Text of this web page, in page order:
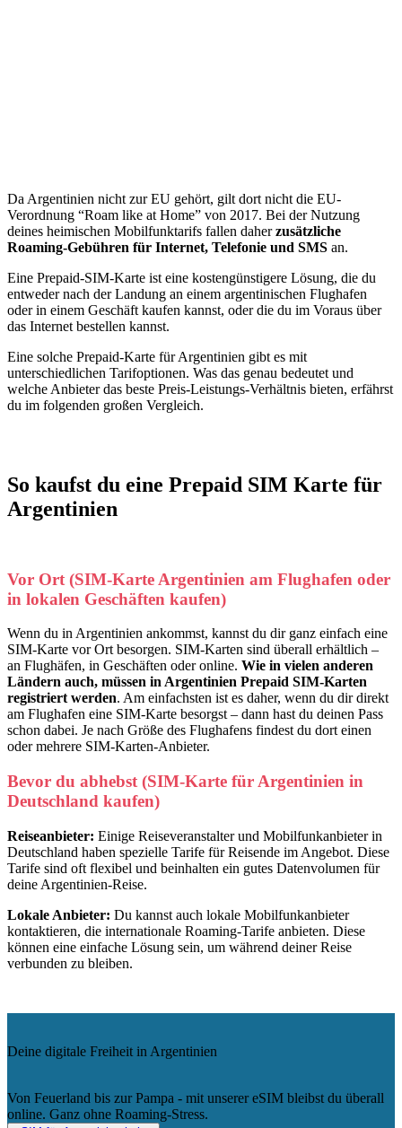
Da Argentinien nicht zur EU gehört, gilt dort nicht die EU-
Verordnung “Roam like at Home” von 2017. Bei der Nutzung
deines heimischen Mobilfunktarifs fallen daherzusätzliche
Roaming-Gebühren für Internet, Telefonie und SMS an.
Eine Prepaid-SIM-Karte ist eine kostengünstigere Lösung, die du
entweder nach der Landung an einem argentinischen Flughafen
oder in einem Geschäft kaufen kannst, oder die du im Voraus über
das Internet bestellen kannst.
Eine solche Prepaid-Karte für Argentinien gibt es mit
unterschiedlichen Tarifoptionen. Was das genau bedeutet und
welche Anbieter das beste Preis-Leistungs-Verhältnis bieten, erfährst
du im folgenden großen Vergleich.
So kaufst du eine Prepaid SIM Karte für
Argentinien
Vor Ort (SIM-Karte Argentinien am Flughafen oder
in lokalen Geschäften kaufen)
Wenn du in Argentinien ankommst, kannst du dir ganz einfach eine
SIM-Karte vor Ort besorgen. SIM-Karten sind überall erhältlich –
an Flughäfen, in Geschäften oder online. Wie in vielen anderen
Ländern auch, müssen in Argentinien Prepaid SIM-Karten
registriert werden. Am einfachsten ist es daher, wenn du dir direkt
am Flughafen eine SIM-Karte besorgst – dann hast du deinen Pass
schon dabei. Je nach Größe des Flughafens findest du dort einen
oder mehrere SIM-Karten-Anbieter.
Bevor du abhebst (SIM-Karte für Argentinien in
Deutschland kaufen)
Reiseanbieter: Einige Reiseveranstalter und Mobilfunkanbieter in
Deutschland haben spezielle Tarife für Reisende im Angebot. Diese
Tarife sind oft flexibel und beinhalten ein gutes Datenvolumen für
deine Argentinien-Reise.
Lokale Anbieter: Du kannst auch lokale Mobilfunkanbieter
kontaktieren, die internationale Roaming-Tarife anbieten. Diese
können eine einfache Lösung sein, um während deiner Reise
verbunden zu bleiben.
Deine digitale Freiheit in Argentinien
Von Feuerland bis zur Pampa - mit unserer eSIM bleibst du überall
online. Ganz ohne Roaming-Stress.